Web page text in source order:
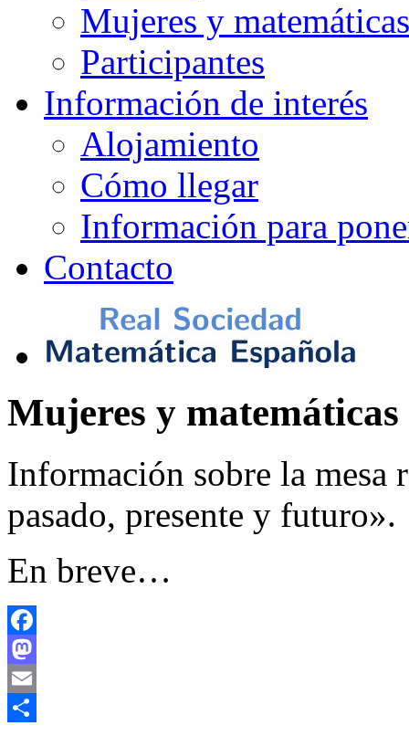
Mujeres y matemáticas
Participantes
Información de interés
Alojamiento
Cómo llegar
Información para
Contacto
Mujeres y matemáticas
Información sobre la mesa
pasado, presente y futuro».
En breve…
Facebook
Mastodon
Email